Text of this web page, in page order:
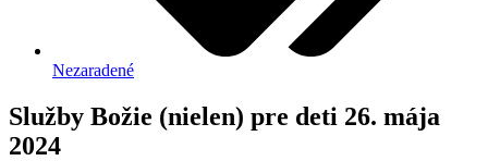
Nezaradené
Služby Božie (nielen) pre deti 26. mája
2024